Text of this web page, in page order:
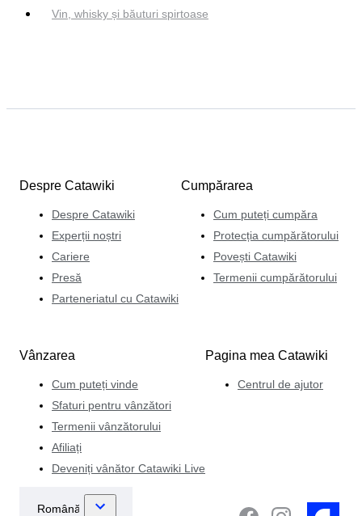
Vin, whisky și băuturi spirtoase
Despre Catawiki
Despre Catawiki
Experții noștri
Cariere
Presă
Parteneriatul cu Catawiki
Cumpărarea
Cum puteți cumpăra
Protecția cumpărătorului
Povești Catawiki
Termenii cumpărătorului
Vânzarea
Cum puteți vinde
Sfaturi pentru vânzători
Termenii vânzătorului
Afiliați
Deveniți vânător Catawiki Live
Pagina mea Catawiki
Centrul de ajutor